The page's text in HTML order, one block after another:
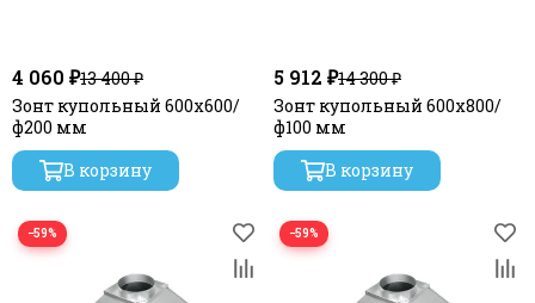
4 060 ₽13 400 ₽
Зонт купольный 600х600/
ф200 мм
В корзину
5 912 ₽14 300 ₽
Зонт купольный 600х800/
ф100 мм
В корзину
−59% −59%